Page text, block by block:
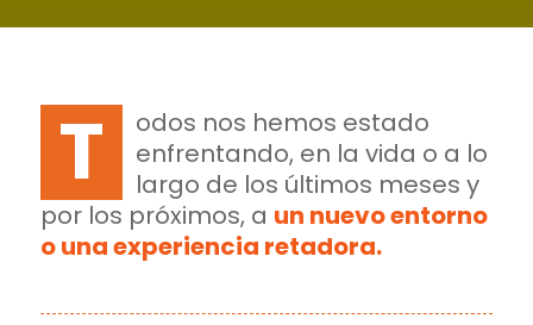
T
odos nos hemos estado
enfrentando, en la vida o a lo
largo de los últimos meses y
por los próximos, a un nuevo entorno
o una experiencia retadora.